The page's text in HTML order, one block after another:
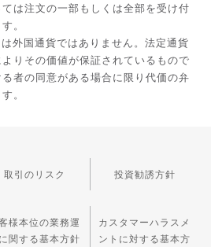
は注文の一部もしくは全部を受け付
。
外国通貨ではありません。法定通貨
りその価値が保証されているもので
者の同意がある場合に限り代価の弁
。
取引のリスク 投資勧誘方針
様本位の業務運
関する基本方針
カスタマーハラスメ
ントに対する基本方